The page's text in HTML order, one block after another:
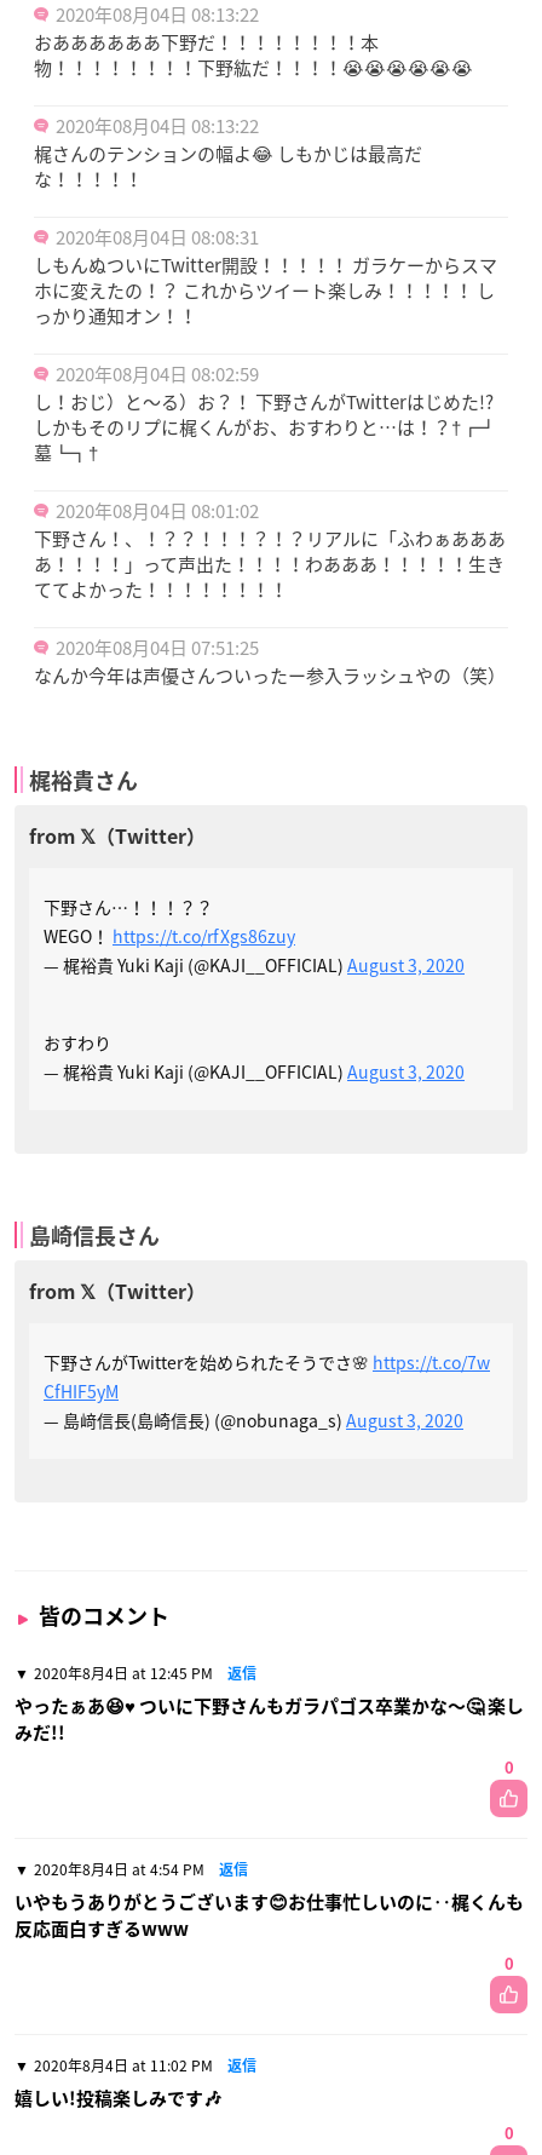
2020年08月04日 08:13:22
おああああああ下野だ！！！！！！！！本
物！！！！！！！！下野紘だ！！！！😭😭😭😭😭😭
2020年08月04日 08:13:22
梶さんのテンションの幅よ😂 しもかじは最高だ
な！！！！！
2020年08月04日 08:08:31
しもんぬついにTwitter開設！！！！！ ガラケーからスマ
ホに変えたの！？ これからツイート楽しみ！！！！！ し
っかり通知オン！！
2020年08月04日 08:02:59
し！おじ）と〜る）お？！ 下野さんがTwitterはじめた!?
しかもそのリプに梶くんがお、おすわりと…は！？†┏┛
墓┗┓†
2020年08月04日 08:01:02
下野さん！、！？？！！！？！？リアルに「ふわぁあああ
あ！！！！」って声出た！！！！わあああ！！！！！生き
ててよかった！！！！！！！！
2020年08月04日 07:51:25
なんか今年は声優さんついったー参入ラッシュやの（笑）
梶裕貴さん
下野さん…！！！？？
WEGO！ https://t.co/rfXgs86zuy
— 梶裕貴 Yuki Kaji (@KAJI__OFFICIAL) August 3, 2020
おすわり
— 梶裕貴 Yuki Kaji (@KAJI__OFFICIAL) August 3, 2020
島崎信長さん
下野さんがTwitterを始められたそうでさ🌸 https://t.co/7w
CfHIF5yM
— 島﨑信長(島崎信長) (@nobunaga_s) August 3, 2020
皆のコメント
2020年8月4日 at 12:45 PM 返信
やったぁあ😆♥ ついに下野さんもガラパゴス卒業かな〜🤔 楽し
みだ!!
0
2020年8月4日 at 4:54 PM 返信
いやもうありがとうございます😊お仕事忙しいのに‥梶くんも
反応面白すぎるwww
0
2020年8月4日 at 11:02 PM 返信
嬉しい!投稿楽しみです🎶
0